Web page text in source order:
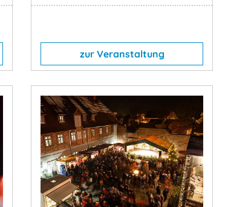
zur Veranstaltung